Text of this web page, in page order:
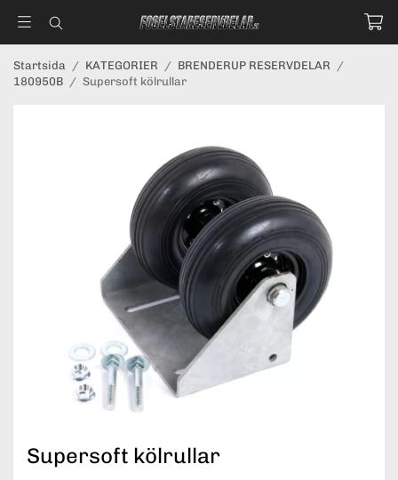
Startsida / KATEGORIER / BRENDERUP RESERVDELAR /
180950B / Supersoft kölrullar
Supersoft kölrullar